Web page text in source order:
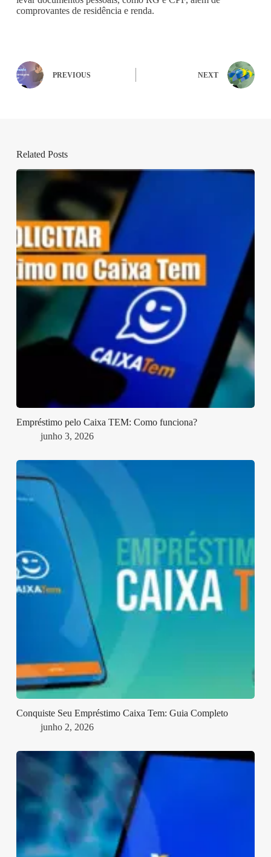
comprovantes de residência e renda.
PREVIOUS NEXT
Related Posts
Empréstimo pelo Caixa TEM: Como funciona?
junho 3, 2026
Conquiste Seu Empréstimo Caixa Tem: Guia Completo
junho 2, 2026